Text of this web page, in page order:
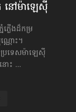
នៅម៉ាឡេស៊ី
ភ្លើងដ៏កម្រ
ណោះ។
ប្រទេសម៉ាឡេស៊ី
ោះ ...